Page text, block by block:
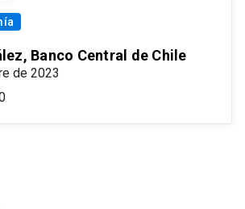
Banco Central de Chile
de 2023